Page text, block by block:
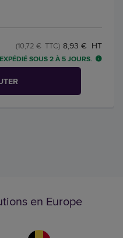
8,93 € HT
(10,72 € TTC)
SOUS 2 À 5 JOURS.
en Europe